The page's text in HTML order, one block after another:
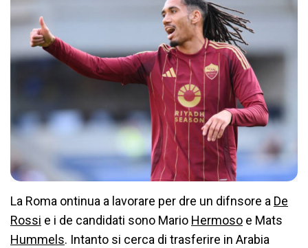
La Roma ontinua a lavorare per dre un difnsore a De
Rossi e i de candidati sono Mario Hermoso e Mats
Hummels. Intanto si cerca di trasferire in Arabia